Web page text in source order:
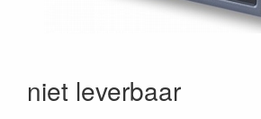
niet leverbaar